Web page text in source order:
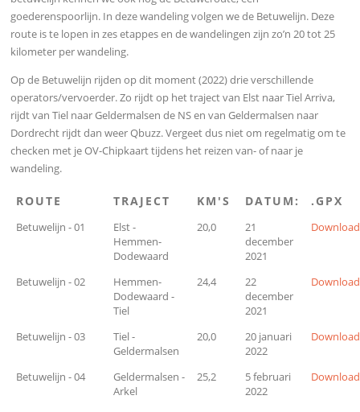
goederenspoorlijn. In deze wandeling volgen we de Betuwelijn. Deze
route is te lopen in zes etappes en de wandelingen zijn zo’n 20 tot 25
kilometer per wandeling.
Op de Betuwelijn rijden op dit moment (2022) drie verschillende
operators/vervoerder. Zo rijdt op het traject van Elst naar Tiel Arriva,
rijdt van Tiel naar Geldermalsen de NS en van Geldermalsen naar
Dordrecht rijdt dan weer Qbuzz. Vergeet dus niet om regelmatig om te
checken met je OV-Chipkaart tijdens het reizen van- of naar je
wandeling.
ROUTE TRAJECT KM'S DATUM: .GPX
Betuwelijn - 01
Elst -
Hemmen-
Dodewaard
20,0
21
december
2021
Download
Betuwelijn - 02
Hemmen-
Dodewaard -
Tiel
24,4
22
december
2021
Download
Betuwelijn - 03
Tiel -
Geldermalsen
20,0
20 januari
2022
Download
Betuwelijn - 04
Geldermalsen -
Arkel
25,2
5 februari
2022
Download